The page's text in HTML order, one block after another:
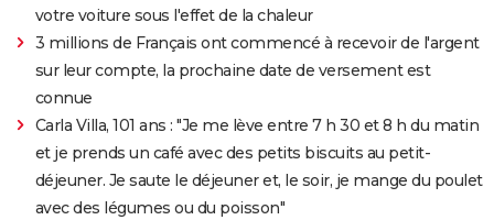
votre voiture sous l'effet de la chaleur
3 millions de Français ont commencé à recevoir de l'argent
sur leur compte, la prochaine date de versement est
connue
Carla Villa, 101 ans : "Je me lève entre 7 h 30 et 8 h du matin
et je prends un café avec des petits biscuits au petit-
déjeuner. Je saute le déjeuner et, le soir, je mange du poulet
avec des légumes ou du poisson"